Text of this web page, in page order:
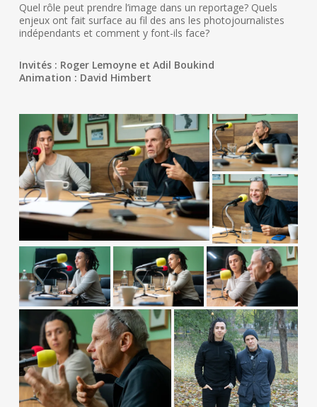
Quel rôle peut prendre l’image dans un reportage? Quels
enjeux ont fait surface au fil des ans les photojournalistes
indépendants et comment y font-ils face?
Invités : Roger Lemoyne et Adil Boukind
Animation : David Himbert